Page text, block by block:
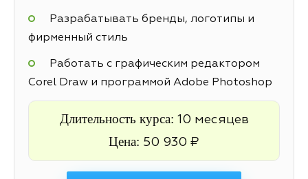
Разрабатывать бренды, логотипы и
фирменный стиль
Работать с графическим редактором
Corel Draw и программой Adobe Photoshop
Длительность курса: 10 месяцев
Цена: 50 930 ₽